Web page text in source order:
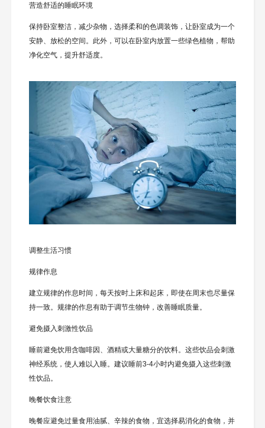
营造舒适的睡眠环境
保持卧室整洁，减少杂物，选择柔和的色调装饰，让卧室成为一个
安静、放松的空间。此外，可以在卧室内放置一些绿色植物，帮助
净化空气，提升舒适度。
调整生活习惯
规律作息
建立规律的作息时间，每天按时上床和起床，即使在周末也尽量保
持一致。规律的作息有助于调节生物钟，改善睡眠质量。
避免摄入刺激性饮品
睡前避免饮用含咖啡因、酒精或大量糖分的饮料。这些饮品会刺激
神经系统，使人难以入睡。建议睡前3-4小时内避免摄入这些刺激
性饮品。
晚餐饮食注意
晚餐应避免过量食用油腻、辛辣的食物，宜选择易消化的食物，并